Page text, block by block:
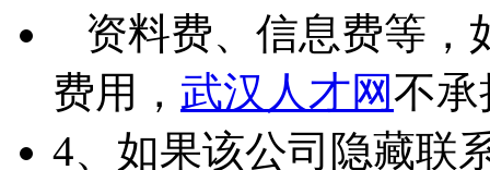
资料费、信息费等，
费用， 武汉人才网不承
4、如果该公司隐藏联